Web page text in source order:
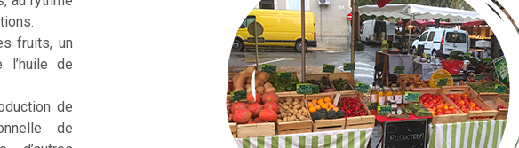
fruits, un
l’huile de
de
de